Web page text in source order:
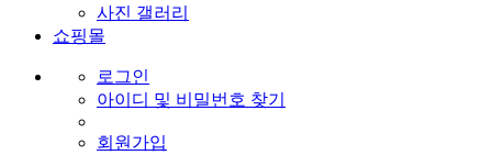
사진 갤러리
쇼핑몰
로그인
아이디 및 비밀번호 찾기
회원가입